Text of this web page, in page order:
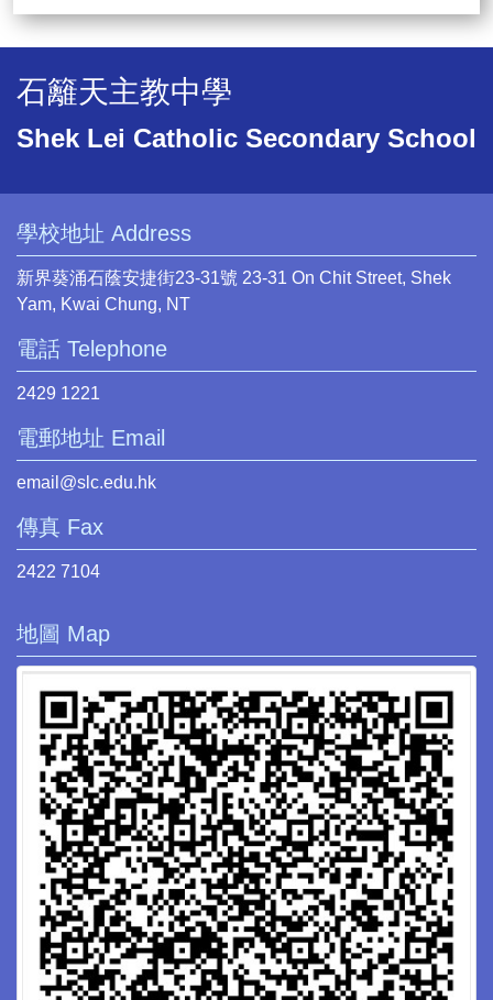
石籬天主教中學
Shek Lei Catholic Secondary School
學校地址 Address
新界葵涌石蔭安捷街23-31號 23-31 On Chit Street, Shek
Yam, Kwai Chung, NT
電話 Telephone
2429 1221
電郵地址 Email
email@slc.edu.hk
傳真 Fax
2422 7104
地圖 Map